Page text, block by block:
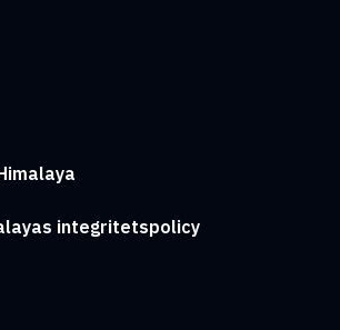
integritetspolicy